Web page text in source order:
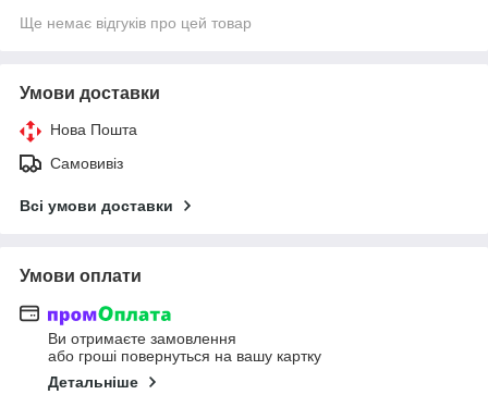
Ще немає відгуків про цей товар
Умови доставки
Нова Пошта
Самовивіз
Всі умови доставки
Умови оплати
Ви отримаєте замовлення
або гроші повернуться на вашу картку
Детальніше